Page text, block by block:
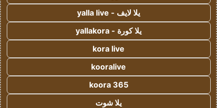
يلا لايف - yalla live
يلا كورة - yallakora
kora live
kooralive
koora 365
يلا شوت